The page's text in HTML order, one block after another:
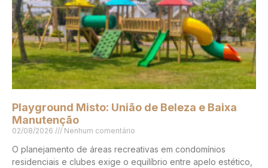
Playground Misto: União de Beleza e Baixa
Manutenção
02/08/2026 Nenhum comentário
O planejamento de áreas recreativas em condomínios
residenciais e clubes exige o equilíbrio entre apelo estético,